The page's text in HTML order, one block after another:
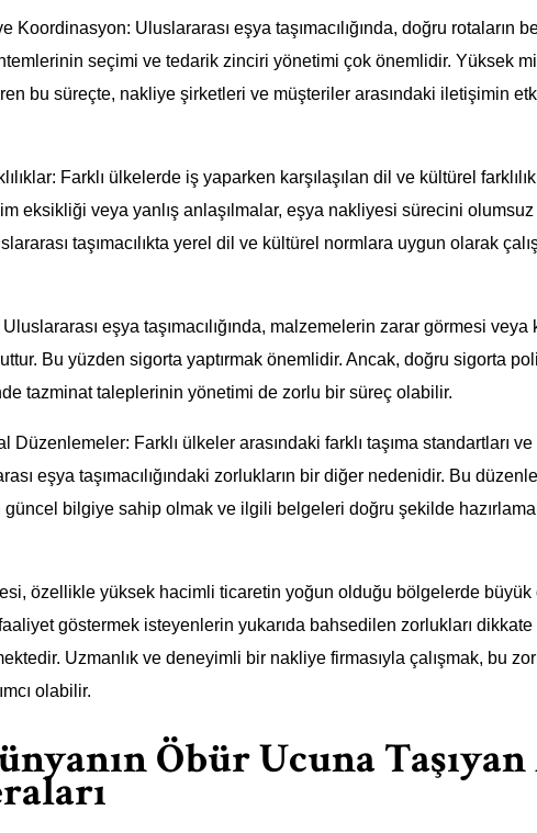
Koordinasyon: Uluslararası eşya taşımacılığında, doğru rotaların
seçimi ve tedarik zinciri yönetimi çok önemlidir. Yüksek
bu süreçte, nakliye şirketleri ve müşteriler arasındaki iletişimin
Farklı ülkelerde iş yaparken karşılaşılan dil ve kültürel
eksikliği veya yanlış anlaşılmalar, eşya nakliyesi sürecini
taşımacılıkta yerel dil ve kültürel normlara uygun olarak
eşya taşımacılığında, malzemelerin zarar görmesi veya
Bu yüzden sigorta yaptırmak önemlidir. Ancak, doğru sigorta
tazminat taleplerinin yönetimi de zorlu bir süreç olabilir.
Düzenlemeler: Farklı ülkeler arasındaki farklı taşıma standartları
eşya taşımacılığındaki zorlukların bir diğer nedenidir. Bu
bilgiye sahip olmak ve ilgili belgeleri doğru şekilde
özellikle yüksek hacimli ticaretin yoğun olduğu bölgelerde büyük
göstermek isteyenlerin yukarıda bahsedilen zorlukları
Uzmanlık ve deneyimli bir nakliye firmasıyla çalışmak, bu
olabilir.
Öbür Ucuna